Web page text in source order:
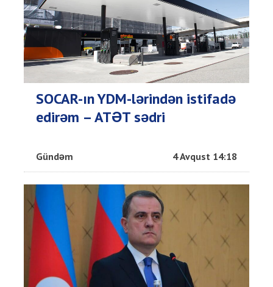
SOCAR-ın YDM-lərindən istifadə
edirəm – ATƏT sədri
Gündəm 4 Avqust 14:18